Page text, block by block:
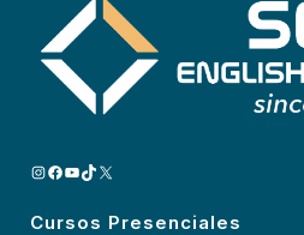
INSTAGRAM
FACEBOOK
YOUTUBE
TIKTOK
X
Cursos Presenciales